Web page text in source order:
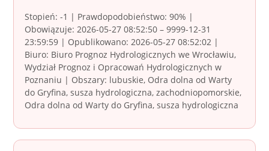
Stopień: -1 | Prawdopodobieństwo: 90% |
Obowiązuje: 2026-05-27 08:52:50 – 9999-12-31
23:59:59 | Opublikowano: 2026-05-27 08:52:02 |
Biuro: Biuro Prognoz Hydrologicznych we Wrocławiu,
Wydział Prognoz i Opracowań Hydrologicznych w
Poznaniu | Obszary: lubuskie, Odra dolna od Warty
do Gryfina, susza hydrologiczna, zachodniopomorskie,
Odra dolna od Warty do Gryfina, susza hydrologiczna